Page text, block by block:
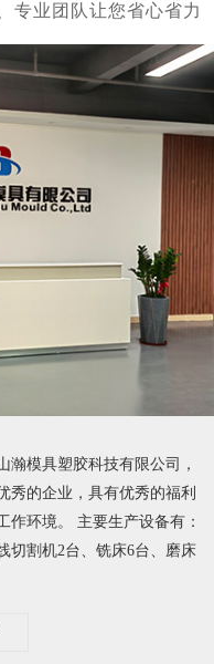
瀚模具塑胶科技有限公司，
秀的企业，具有优秀的福利
作环境。 主要生产设备有：
切割机2台、铣床6台、磨床